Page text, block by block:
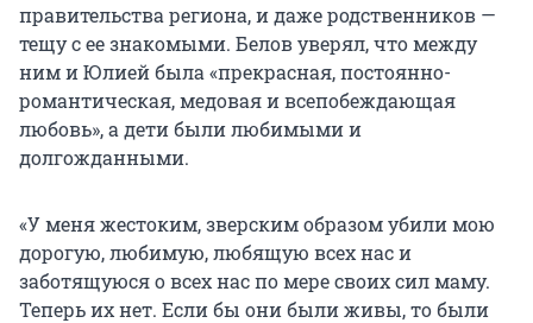
правительства региона, и даже родственников —
тещу с ее знакомыми. Белов уверял, что между
ним и Юлией была «прекрасная, постоянно-
романтическая, медовая и всепобеждающая
любовь», а дети были любимыми и
долгожданными.
«У меня жестоким, зверским образом убили мою
дорогую, любимую, любящую всех нас и
заботящуюся о всех нас по мере своих сил маму.
Теперь их нет. Если бы они были живы, то были